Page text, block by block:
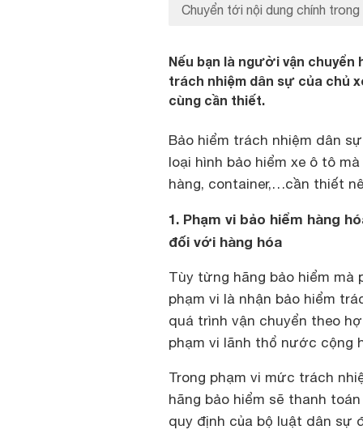
Chuyển tới nội dung chính trong
Nếu bạn là người vận chuyển
trách nhiệm dân sự của chủ
cùng cần thiết.
Bảo hiểm trách nhiệm dân
loại hình bảo hiểm xe ô tô
hàng, container,…cần thiết
1. Phạm vi bảo hiểm hàng
đối với hàng hóa
Tùy từng hãng bảo hiểm mà
phạm vi là nhận bảo hiểm
quá trình vận chuyển theo
phạm vi lãnh thổ nước cộng
Trong phạm vi mức trách
hãng bảo hiểm sẽ thanh
quy định của bộ luật dân sự